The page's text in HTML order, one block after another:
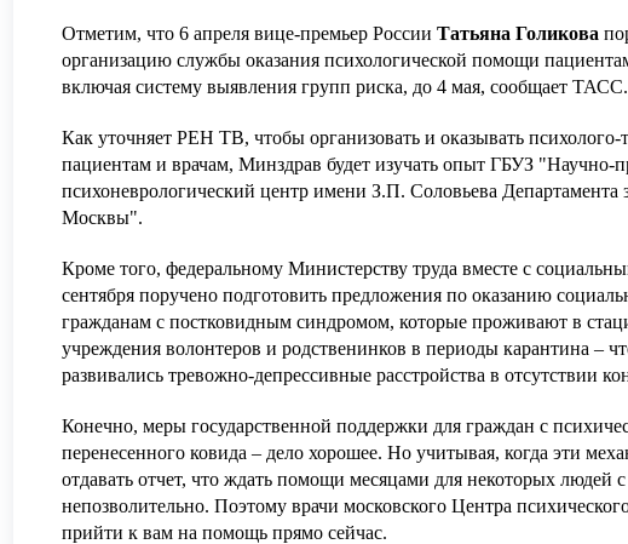
Отметим, что 6 апреля вице-премьер России Татьяна Голикова
организацию службы оказания психологической помощи
включая систему выявления групп риска, до 4 мая, сообщает ТАСС.
Как уточняет РЕН ТВ, чтобы организовать и оказывать
пациентам и врачам, Минздрав будет изучать опыт ГБУЗ "Научно-
психоневрологический центр имени З.П. Соловьева Департамента
Москвы".
Кроме того, федеральному Министерству труда вместе с
сентября поручено подготовить предложения по оказанию
гражданам с постковидным синдромом, которые проживают в
учреждения волонтеров и родственинков в периоды карантина –
развивались тревожно-депрессивные расстройства в отсутствии
Конечно, меры государственной поддержки для граждан с
перенесенного ковида – дело хорошее. Но учитывая, когда эти
отдавать отчет, что ждать помощи месяцами для некоторых людей
непозволительно. Поэтому врачи московского Центра
прийти к вам на помощь прямо сейчас.
Я даю согласие наобработку персональных данных
Я даю согласие наобработку персональных данных